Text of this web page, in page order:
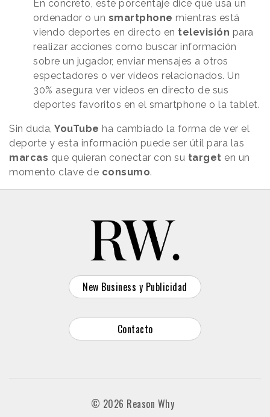
En concreto, este porcentaje dice que usa un
ordenador o un smartphone mientras está
viendo deportes en directo en televisión para
realizar acciones como buscar información
sobre un jugador, enviar mensajes a otros
espectadores o ver vídeos relacionados. Un
30% asegura ver vídeos en directo de sus
deportes favoritos en el smartphone o la tablet.
Sin duda, YouTube ha cambiado la forma de ver el
deporte y esta información puede ser útil para las
marcas que quieran conectar con su target en un
momento clave de consumo.
New Business y Publicidad
Contacto
© 2026 Reason Why